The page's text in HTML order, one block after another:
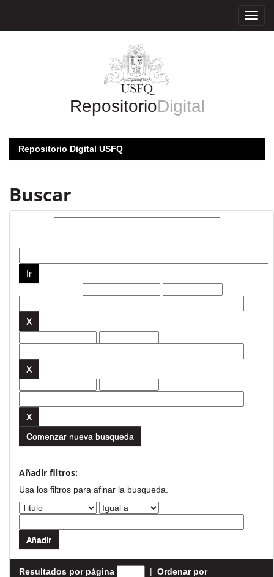
RepositorioDigital
Repositorio Digital USFQ
Buscar
Comenzar nueva busqueda
Añadir filtros:
Usa los filtros para afinar la busqueda.
Resultados por página | Ordenar por